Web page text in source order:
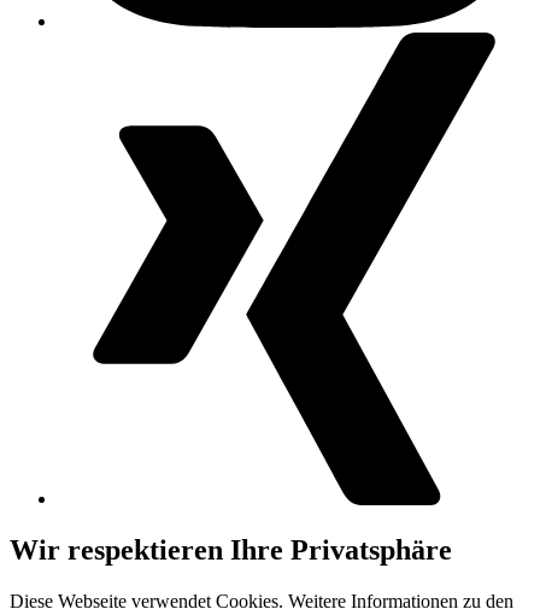
Wir respektieren Ihre Privatsphäre
Diese Webseite verwendet Cookies. Weitere Informationen zu den